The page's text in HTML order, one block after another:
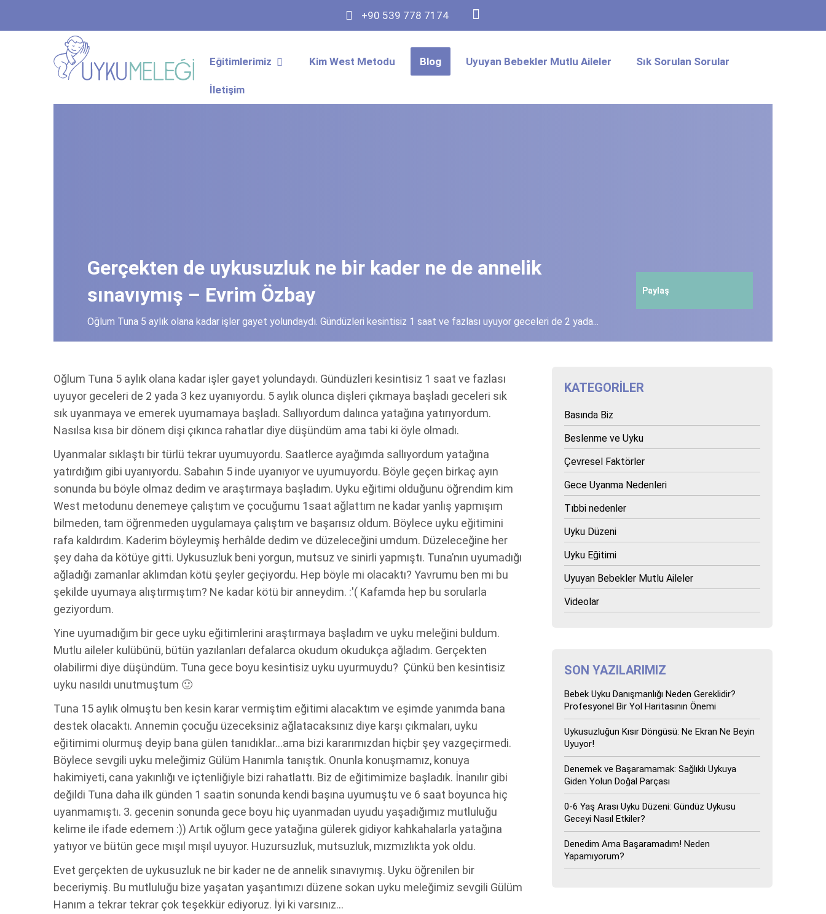
+90 539 778 7174
Eğitimlerimiz Kim West Metodu Blog Uyuyan Bebekler Mutlu Aileler Sık Sorulan Sorular
İletişim
Gerçekten de uykusuzluk ne bir kader ne de annelik
sınavıymış – Evrim Özbay
Oğlum Tuna 5 aylık olana kadar işler gayet yolundaydı. Gündüzleri kesintisiz 1 saat ve fazlası uyuyor geceleri de 2 yada...
Paylaş
Oğlum Tuna 5 aylık olana kadar işler gayet yolundaydı. Gündüzleri kesintisiz 1 saat ve fazlası
uyuyor geceleri de 2 yada 3 kez uyanıyordu. 5 aylık olunca dişleri çıkmaya başladı geceleri sık
sık uyanmaya ve emerek uyumamaya başladı. Sallıyordum dalınca yatağına yatırıyordum.
Nasılsa kısa bir dönem dişi çıkınca rahatlar diye düşündüm ama tabi ki öyle olmadı.
Uyanmalar sıklaştı bir türlü tekrar uyumuyordu. Saatlerce ayağımda sallıyordum yatağına
yatırdığım gibi uyanıyordu. Sabahın 5 inde uyanıyor ve uyumuyordu. Böyle geçen birkaç ayın
sonunda bu böyle olmaz dedim ve araştırmaya başladım. Uyku eğitimi olduğunu öğrendim kim
West metodunu denemeye çalıştım ve çocuğumu 1saat ağlattım ne kadar yanlış yapmışım
bilmeden, tam öğrenmeden uygulamaya çalıştım ve başarısız oldum. Böylece uyku eğitimini
rafa kaldırdım. Kaderim böyleymiş herhâlde dedim ve düzeleceğini umdum. Düzeleceğine her
şey daha da kötüye gitti. Uykusuzluk beni yorgun, mutsuz ve sinirli yapmıştı. Tuna’nın uyumadığı
ağladığı zamanlar aklımdan kötü şeyler geçiyordu. Hep böyle mi olacaktı? Yavrumu ben mi bu
şekilde uyumaya alıştırmıştım? Ne kadar kötü bir anneydim. :'( Kafamda hep bu sorularla
geziyordum.
Yine uyumadığım bir gece uyku eğitimlerini araştırmaya başladım ve uyku meleğini buldum.
Mutlu aileler kulübünü, bütün yazılanları defalarca okudum okudukça ağladım. Gerçekten
olabilirmi diye düşündüm. Tuna gece boyu kesintisiz uyku uyurmuydu? Çünkü ben kesintisiz
uyku nasıldı unutmuştum 🙂
Tuna 15 aylık olmuştu ben kesin karar vermiştim eğitimi alacaktım ve eşimde yanımda bana
destek olacaktı. Annemin çocuğu üzeceksiniz ağlatacaksınız diye karşı çıkmaları, uyku
eğitimimi olurmuş deyip bana gülen tanıdıklar…ama bizi kararımızdan hiçbir şey vazgeçirmedi.
Böylece sevgili uyku meleğimiz Gülüm Hanımla tanıştık. Onunla konuşmamız, konuya
hakimiyeti, cana yakınlığı ve içtenliğiyle bizi rahatlattı. Biz de eğitimimize başladık. İnanılır gibi
değildi Tuna daha ilk günden 1 saatin sonunda kendi başına uyumuştu ve 6 saat boyunca hiç
uyanmamıştı. 3. gecenin sonunda gece boyu hiç uyanmadan uyudu yaşadığımız mutluluğu
kelime ile ifade edemem :)) Artık oğlum gece yatağına gülerek gidiyor kahkahalarla yatağına
yatıyor ve bütün gece mışıl mışıl uyuyor. Huzursuzluk, mutsuzluk, mızmızlıkta yok oldu.
Evet gerçekten de uykusuzluk ne bir kader ne de annelik sınavıymış. Uyku öğrenilen bir
beceriymiş. Bu mutluluğu bize yaşatan yaşantımızı düzene sokan uyku meleğimiz sevgili Gülüm
Hanım a tekrar tekrar çok teşekkür ediyoruz. İyi ki varsınız…
KATEGORILER
Basında Biz
Beslenme ve Uyku
Çevresel Faktörler
Gece Uyanma Nedenleri
Tıbbi nedenler
Uyku Düzeni
Uyku Eğitimi
Uyuyan Bebekler Mutlu Aileler
Videolar
SON YAZILARIMIZ
Bebek Uyku Danışmanlığı Neden Gereklidir?
Profesyonel Bir Yol Haritasının Önemi
Uykusuzluğun Kısır Döngüsü: Ne Ekran Ne Beyin
Uyuyor!
Denemek ve Başaramamak: Sağlıklı Uykuya
Giden Yolun Doğal Parçası
0-6 Yaş Arası Uyku Düzeni: Gündüz Uykusu
Geceyi Nasıl Etkiler?
Denedim Ama Başaramadım! Neden
Yapamıyorum?